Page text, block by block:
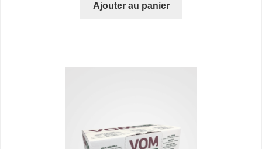
Ajouter au panier